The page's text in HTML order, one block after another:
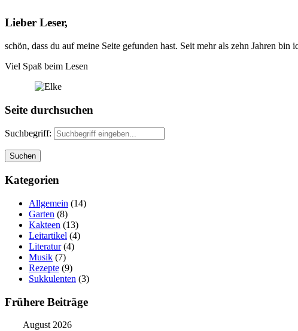
Lieber Leser,
schön, dass du auf meine Seite gefunden hast. Seit mehr als zehn Jahren bin
Viel Spaß beim Lesen
Seite durchsuchen
Suchbegriff:
Kategorien
Allgemein (14)
Garten (8)
Kakteen (13)
Leitartikel (4)
Literatur(4)
Musik (7)
Rezepte (9)
Sukkulenten (3)
Frühere Beiträge
August 2026